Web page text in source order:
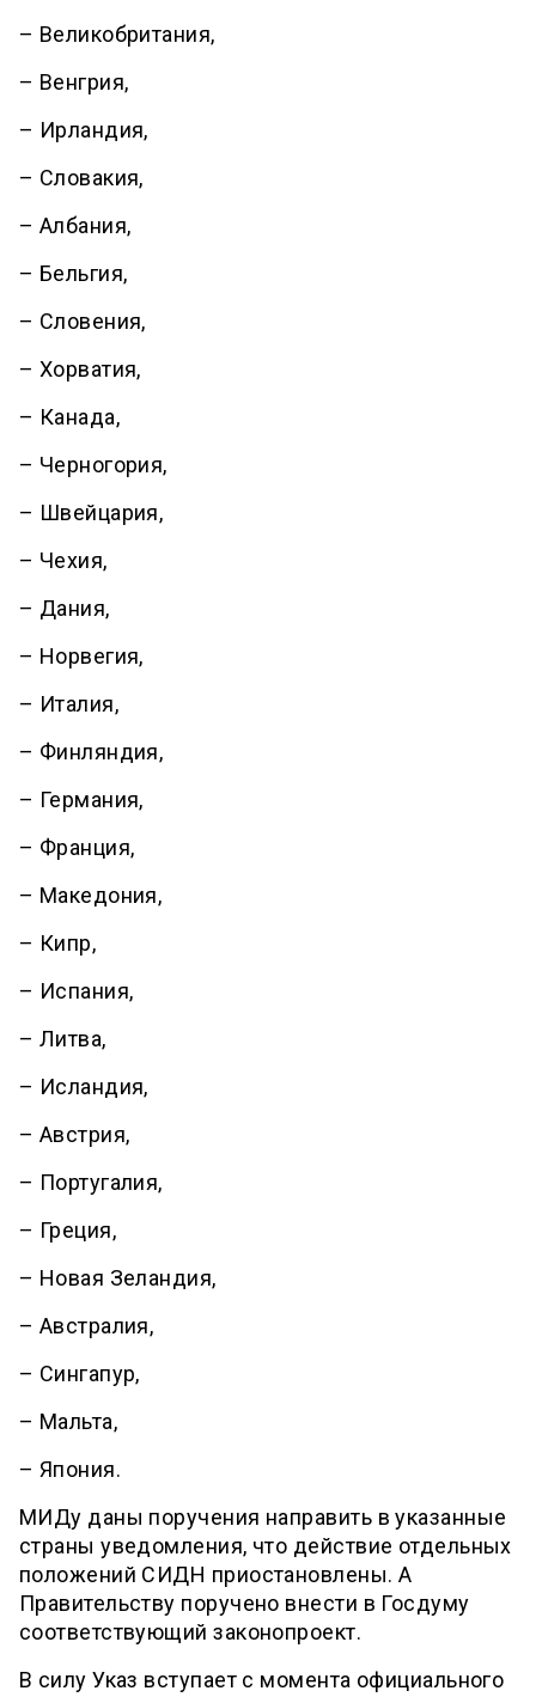
– Великобритания,
– Венгрия,
– Ирландия,
– Словакия,
– Албания,
– Бельгия,
– Словения,
– Хорватия,
– Канада,
– Черногория,
– Швейцария,
– Чехия,
– Дания,
– Норвегия,
– Италия,
– Финляндия,
– Германия,
– Франция,
– Македония,
– Кипр,
– Испания,
– Литва,
– Исландия,
– Австрия,
– Португалия,
– Греция,
– Новая Зеландия,
– Австралия,
– Сингапур,
– Мальта,
– Япония.
МИДу даны поручения направить в указанные
страны уведомления, что действие отдельных
положений СИДН приостановлены. А
Правительству поручено внести в Госдуму
соответствующий законопроект.
В силу Указ вступает с момента официального